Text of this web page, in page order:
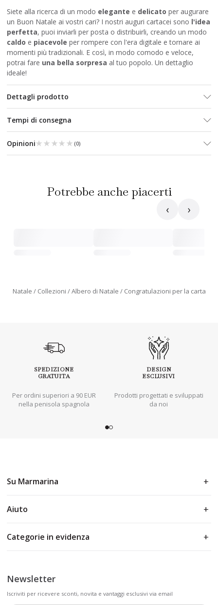
Siete alla ricerca di un modo elegante e delicato per augurare
un Buon Natale ai vostri cari? I nostri auguri cartacei sono l'idea
perfetta, puoi inviarli per posta o distribuirli, creando un modo
caldo e piacevole per rompere con l'era digitale e tornare ai
momenti più tradizionali. E così, in modo comodo e veloce,
potrai fare una bella sorpresa al tuo popolo. Un dettaglio
ideale!
Dettagli prodotto
Tempi di consegna
Opinioni★★★★★
★★★★★ (0)
Potrebbe anche piacerti
‹ ›
Natale Collezioni Albero di Natale Congratulazioni per la carta
SPEDIZIONE
GRATUITA
Per ordini superiori a 90 EUR
nella penisola spagnola
DESIGN
ESCLUSIVI
Prodotti progettati e sviluppati
da noi
Su Marmarina
Aiuto
Categorie in evidenza
Newsletter
Iscriviti per ricevere sconti, novita e vantaggi esclusivi via email